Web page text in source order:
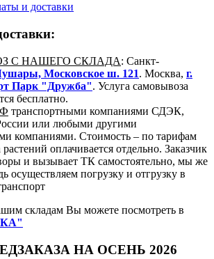
и доставки
С НАШЕГО СКЛАДА: Санкт-
Московское ш. 121. Москва, г.
Парк "Дружба". Услуга самовывоза
бесплатно.
транспортными компаниями СДЭК,
или любыми другими
компаниями. Стоимость – по тарифам
оплачивается отдельно. Заказчик
и вызывает ТК самостоятельно, мы же
осуществляем погрузку и отгрузку в
складам Вы можете посмотреть в
НА ОСЕНЬ 2026